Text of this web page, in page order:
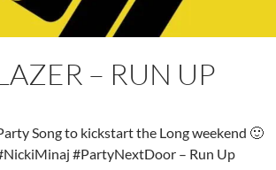
– RUN UP
Song to kickstart the Long weekend 🙂
#PartyNextDoor – Run Up